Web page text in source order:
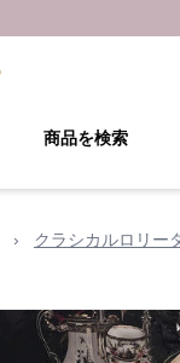
商品を検索
› クラシカルロリー